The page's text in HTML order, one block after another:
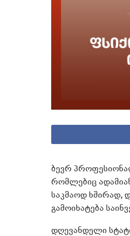
ბევრ
რომლებიც
საკმაოდ ხშირად,
გამოიხატება
დღევანდელი